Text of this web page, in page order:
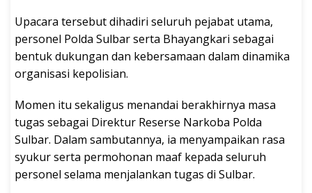
Upacara tersebut dihadiri seluruh pejabat utama,
personel Polda Sulbar serta Bhayangkari sebagai
bentuk dukungan dan kebersamaan dalam dinamika
organisasi kepolisian.
Momen itu sekaligus menandai berakhirnya masa
tugas sebagai Direktur Reserse Narkoba Polda
Sulbar. Dalam sambutannya, ia menyampaikan rasa
syukur serta permohonan maaf kepada seluruh
personel selama menjalankan tugas di Sulbar.